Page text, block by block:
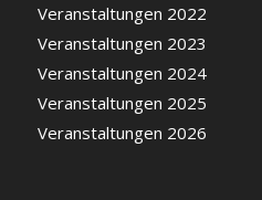
Veranstaltungen 2022
Veranstaltungen 2023
Veranstaltungen 2024
Veranstaltungen 2025
Veranstaltungen 2026